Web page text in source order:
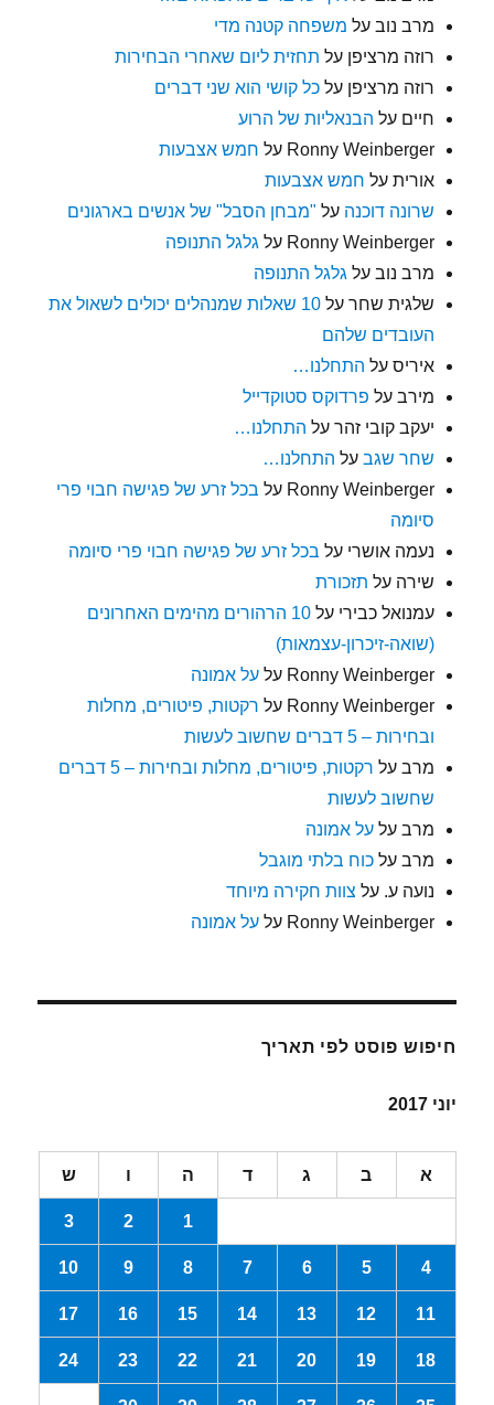
מרב נוב על משפחה קטנה מדי
רוזה מרציפן על תחזית ליום שאחרי הבחירות
רוזה מרציפן עלכל קושי הוא שני דברים
חיים על הבנאליות של הרוע
Ronny Weinberger על חמש אצבעות
אורית על חמש אצבעות
שרונה דוכנה על "מבחן הסבל" של אנשים בארגונים
Ronny Weinberger על גלגל התנופה
מרב נוב על גלגל התנופה
שלגית שחר על
10 שאלות שמנהלים יכולים לשאול את
העובדים שלהם
איריס על התחלנו…
מירב על פרדוקס סטוקדייל
יעקב קובי זהר על התחלנו…
שחר שגב על התחלנו…
Ronny Weinberger על בכל זרע של פגישה חבוי פרי
סיומה
נעמה אושרי על בכל זרע של פגישה חבוי פרי סיומה
שירה על תזכורת
עמנואל כבירי על
10 הרהורים מהימים האחרונים
(שואה-זיכרון-עצמאות)
Ronny Weinberger עלעל אמונה
Ronny Weinberger על רקטות, פיטורים, מחלות
ובחירות – 5 דברים שחשוב לעשות
מרב על
רקטות, פיטורים, מחלות ובחירות – 5 דברים
שחשוב לעשות
מרב עלעל אמונה
מרב עלכוח בלתי מוגבל
נועה ע. על צוות חקירה מיוחד
Ronny Weinberger עלעל אמונה
חיפוש פוסט לפי תאריך
יוני 2017
א ב ג ד ה ו ש
1
2
3
4
5
6
7
8
9
10
11
12
13
14
15
16
17
18
19
20
21
22
23
24